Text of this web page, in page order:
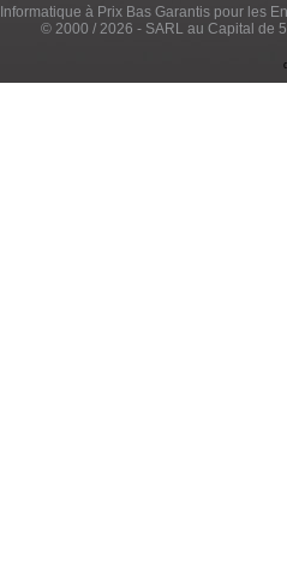
à Prix Bas Garantis pour les
© 2000 / 2026 - SARL au Capital de